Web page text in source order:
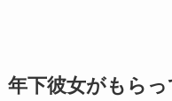
年下彼女がもら